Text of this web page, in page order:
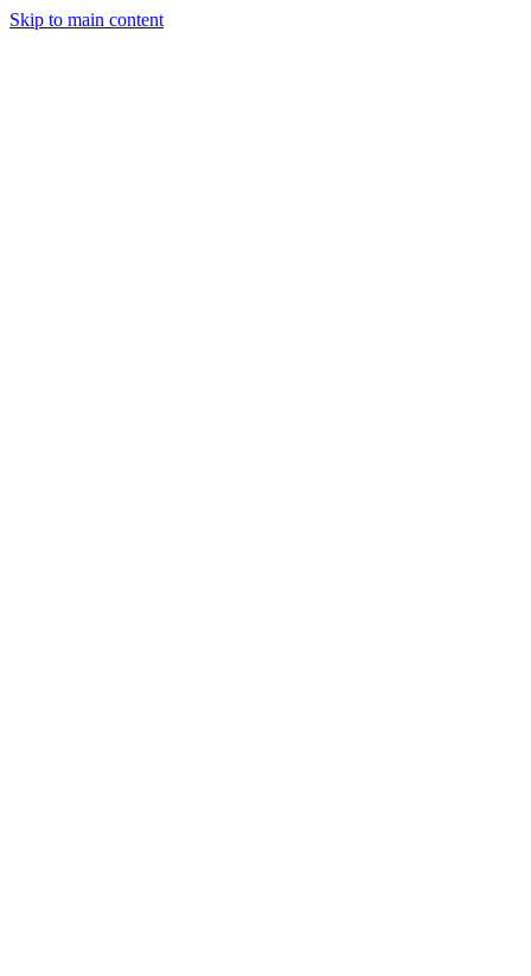
Skip to main content